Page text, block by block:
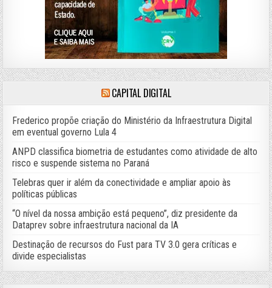
CAPITAL DIGITAL
Frederico propõe criação do Ministério da Infraestrutura Digital
em eventual governo Lula 4
ANPD classifica biometria de estudantes como atividade de alto
risco e suspende sistema no Paraná
Telebras quer ir além da conectividade e ampliar apoio às
políticas públicas
“O nível da nossa ambição está pequeno”, diz presidente da
Dataprev sobre infraestrutura nacional da IA
Destinação de recursos do Fust para TV 3.0 gera críticas e
divide especialistas